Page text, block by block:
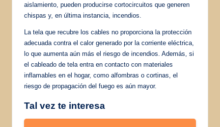
aislamiento, pueden producirse cortocircuitos que generen
chispas y, en última instancia, incendios.
La tela que recubre los cables no proporciona la protección
adecuada contra el calor generado por la corriente eléctrica,
lo que aumenta aún más el riesgo de incendios. Además, si
el cableado de tela entra en contacto con materiales
inflamables en el hogar, como alfombras o cortinas, el
riesgo de propagación del fuego es aún mayor.
Tal vez te interesa